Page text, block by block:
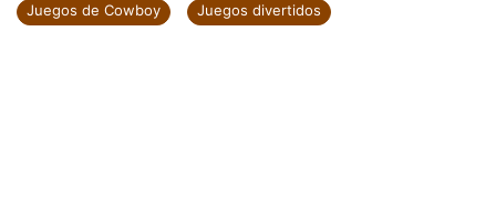
Juegos de Cowboy Juegos divertidos